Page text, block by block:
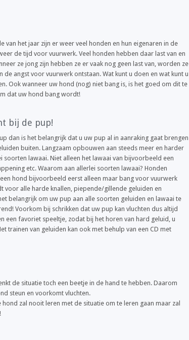
van het jaar zijn er weer veel honden en hun eigenaren in de
de tijd voor vuurwerk. Veel honden hebben daar last van en
ze jong zijn hebben ze er vaak nog geen last van, worden ze
de angst voor vuurwerk ontstaan. Wat kunt u doen en wat kunt u
Ook wanneer uw hond (nog) niet bang is, is het goed om dit te
dat uw hond bang wordt!
bij de pup!
dan is het belangrijk dat u uw pup al in aanraking gaat brengen
buiten. Langzaam opbouwen aan steeds meer en harder
soorten lawaai. Niet alleen het lawaai van bijvoorbeeld een
etc. Waarom aan allerlei soorten lawaai? Honden
een hond bijvoorbeeld eerst alleen maar bang voor vuurwerk
voor alle harde knallen, piepende/gillende geluiden en
belangrijk om uw pup aan alle soorten geluiden en lawaai te
Voorkom bij schrikken dat uw pup kan vluchten dus altijd
een favoriet speeltje, zodat bij het horen van hard geluid, u
trainen van geluiden kan ook met behulp van een CD met
de situatie toch een beetje in de hand te hebben. Daarom
steun en voorkomt vluchten.
zal nooit leren met de situatie om te leren gaan maar zal